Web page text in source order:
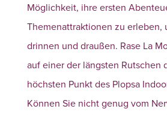
Möglichkeit, ihre ersten
Themenattraktionen zu erleben,
drinnen und draußen. Rase La
auf einer der längsten Rutschen
höchsten Punkt des Plopsa
Können Sie nicht genug vom